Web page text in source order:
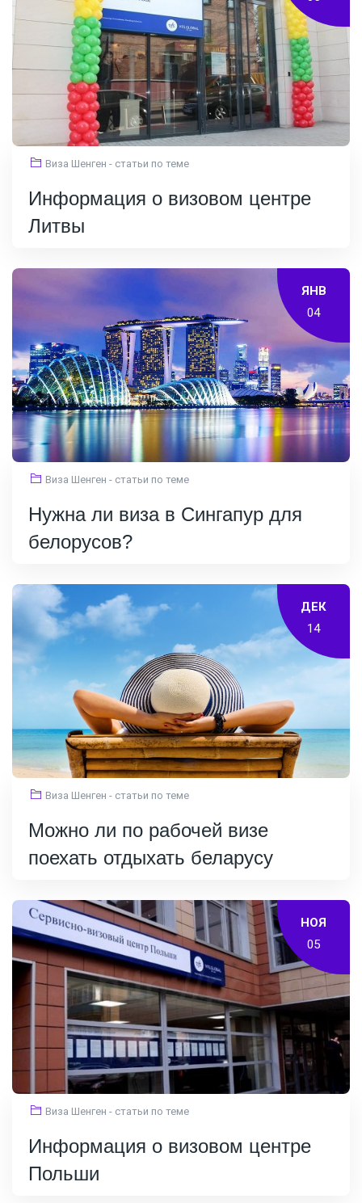
Виза Шенген - статьи по теме
Информация о визовом центре
Литвы
ЯНВ
04
Виза Шенген - статьи по теме
Нужна ли виза в Сингапур для
белорусов?
ДЕК
14
Виза Шенген - статьи по теме
Можно ли по рабочей визе
поехать отдыхать беларусу
НОЯ
05
Виза Шенген - статьи по теме
Информация о визовом центре
Польши